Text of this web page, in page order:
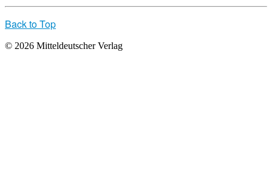
Back to Top
© 2026 Mitteldeutscher Verlag